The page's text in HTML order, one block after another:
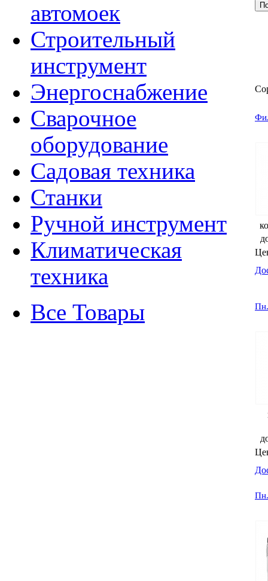
автомоек
Строительный
инструмент
Энергоснабжение
Сварочное
оборудование
Садовая техника
Станки
Ручной инструмент
Климатическая
техника
Все Товары